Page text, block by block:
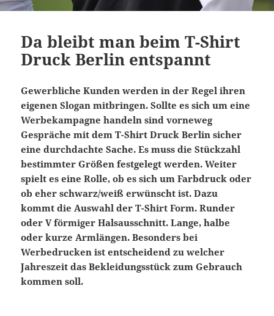
Da bleibt man beim T-Shirt
Druck Berlin entspannt
Gewerbliche Kunden werden in der Regel ihren
eigenen Slogan mitbringen. Sollte es sich um eine
Werbekampagne handeln sind vorneweg
Gespräche mit dem T-Shirt Druck Berlin sicher
eine durchdachte Sache. Es muss die Stückzahl
bestimmter Größen festgelegt werden. Weiter
spielt es eine Rolle, ob es sich um Farbdruck oder
ob eher schwarz/weiß erwünscht ist. Dazu
kommt die Auswahl der T-Shirt Form. Runder
oder V förmiger Halsausschnitt. Lange, halbe
oder kurze Armlängen. Besonders bei
Werbedrucken ist entscheidend zu welcher
Jahreszeit das Bekleidungsstück zum Gebrauch
kommen soll.